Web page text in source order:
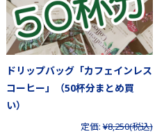
ドリップバッグ「カフェインレス
コーヒー」（50杯分まとめ買
い）
定価: ¥8,250(税込)